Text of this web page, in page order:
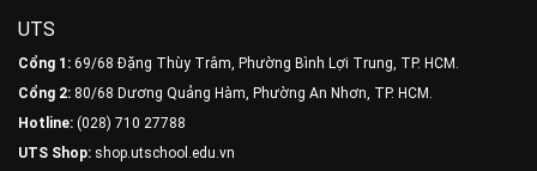
UTS
Cổng 1: 69/68 Đặng Thùy Trâm, Phường Bình Lợi Trung, TP. HCM.
Cổng 2: 80/68 Dương Quảng Hàm, Phường An Nhơn, TP. HCM.
Hotline: (028) 710 27788
UTS Shop: shop.utschool.edu.vn